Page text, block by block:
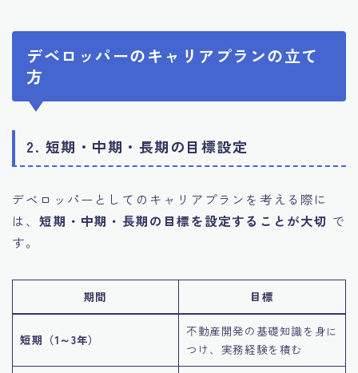
デベロッパーのキャリアプランの立て
方
2. 短期・中期・長期の目標設定
デベロッパーとしてのキャリアプランを考える際に
は、短期・中期・長期の目標を設定することが大切 で
す。
期間 目標
短期（1～3年）
不動産開発の基礎知識を身に
つけ、実務経験を積む